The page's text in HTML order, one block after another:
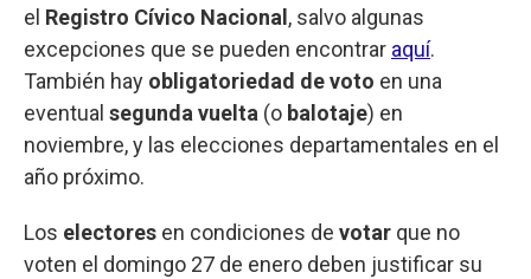
el Registro Cívico Nacional , salvo algunas
excepciones que se pueden encontrar aquí.
También hay obligatoriedad de voto en una
eventual segunda vuelta (o balotaje) en
noviembre, y las elecciones departamentales en el
año próximo.
Los electores en condiciones de votar que no
voten el domingo 27 de enero deben justificar su